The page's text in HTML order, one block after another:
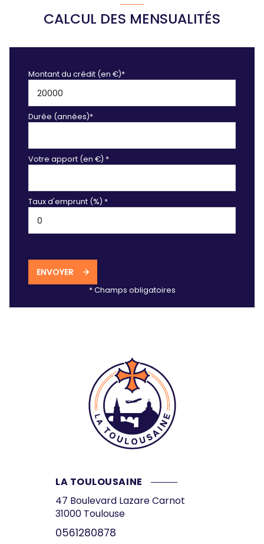
CALCUL DES MENSUALITÉS
Montant du crédit (en €)*
Durée (années)*
Votre apport (en €) *
Taux d'emprunt (%) *
ENVOYER
* Champs obligatoires
LA TOULOUSAINE
47 Boulevard Lazare Carnot
31000 Toulouse
0561280878